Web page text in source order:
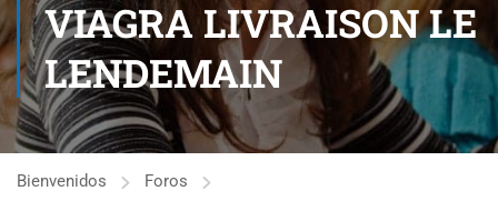
VIAGRA LIVRAISON LE
LENDEMAIN
Bienvenidos
Foros